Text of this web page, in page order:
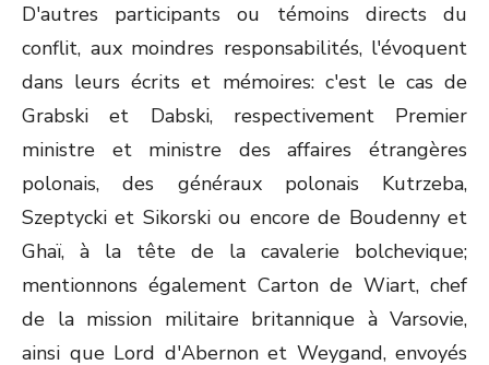
D'autres participants ou témoins directs du
conflit, aux moindres responsabilités, l'évoquent
dans leurs écrits et mémoires: c'est le cas de
Grabski et Dabski, respectivement Premier
ministre et ministre des affaires étrangères
polonais, des généraux polonais Kutrzeba,
Szeptycki et Sikorski ou encore de Boudenny et
Ghaï, à la tête de la cavalerie bolchevique;
mentionnons également Carton de Wiart, chef
de la mission militaire britannique à Varsovie,
ainsi que Lord d'Abernon et Weygand, envoyés